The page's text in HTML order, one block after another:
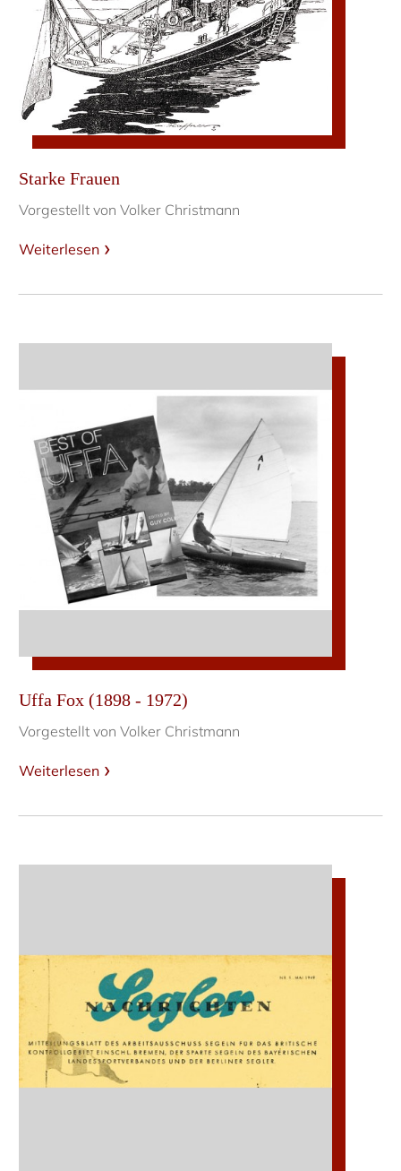
Starke Frauen
Vorgestellt von Volker Christmann
Weiterlesen
Uffa Fox (1898 - 1972)
Vorgestellt von Volker Christmann
Weiterlesen